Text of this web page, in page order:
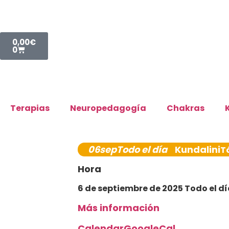
0,00€
0
Terapias Neuropedagogía Chakras
06sepTodo el día Kundalini
Hora
6 de septiembre de 2025 Todo el
Más información